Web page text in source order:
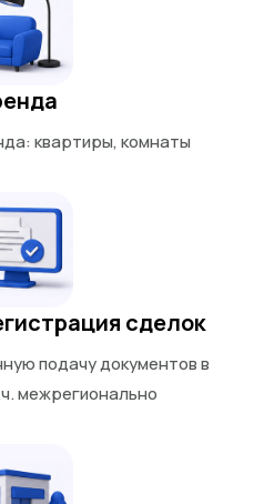
квартиры, комнаты
сделок
подачу документов в
межрегионально